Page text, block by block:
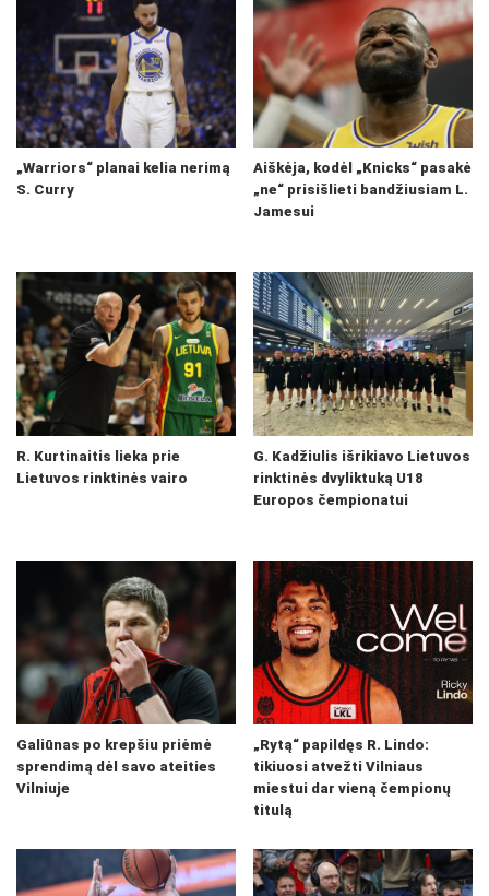
„Warriors“ planai kelia nerimą
S. Curry
Aiškėja, kodėl „Knicks“ pasakė
„ne“ prisišlieti bandžiusiam L.
Jamesui
R. Kurtinaitis lieka prie
Lietuvos rinktinės vairo
G. Kadžiulis išrikiavo Lietuvos
rinktinės dvyliktuką U18
Europos čempionatui
Galiūnas po krepšiu priėmė
sprendimą dėl savo ateities
Vilniuje
„Rytą“ papildęs R. Lindo:
tikiuosi atvežti Vilniaus
miestui dar vieną čempionų
titulą